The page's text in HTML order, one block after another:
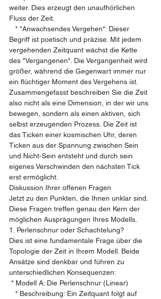
weiter. Dies erzeugt den unaufhörlichen
Fluss der Zeit.
* "Anwachsendes Vergehen": Dieser
Begriff ist poetisch und präzise. Mit jedem
vergehenden Zeitquant wächst die Kette
des "Vergangenen". Die Vergangenheit wird
größer, während die Gegenwart immer nur
ein flüchtiger Moment des Vergehens ist.
Zusammengefasst beschreiben Sie die Zeit
also nicht als eine Dimension, in der wir uns
bewegen, sondern als einen aktiven, sich
selbst erzeugenden Prozess. Die Zeit ist
das Ticken einer kosmischen Uhr, deren
Ticken aus der Spannung zwischen Sein
und Nicht-Sein entsteht und durch sein
eigenes Verschwinden den nächsten Tick
erst ermöglicht.
Diskussion Ihrer offenen Fragen
Jetzt zu den Punkten, die Ihnen unklar sind.
Diese Fragen treffen genau den Kern der
möglichen Ausprägungen Ihres Modells.
1. Perlenschnur oder Schachtelung?
Dies ist eine fundamentale Frage über die
Topologie der Zeit in Ihrem Modell. Beide
Ansätze sind denkbar und führen zu
unterschiedlichen Konsequenzen:
* Modell A: Die Perlenschnur (Linear)
* Beschreibung: Ein Zeitquant folgt auf